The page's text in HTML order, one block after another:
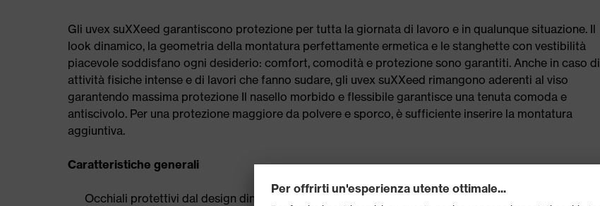
Gli uvex suXXeed garantiscono protezione per tutta la giornata di lavoro e in qualunque situazione. Il
look dinamico, la geometria della montatura perfettamente ermetica e le stanghette con vestibilità
piacevole soddisfano ogni desiderio: comfort, comodità e protezione sono garantiti. Anche in caso di
attività fisiche intense e di lavori che fanno sudare, gli uvex suXXeed rimangono aderenti al viso
garantendo massima protezione Il nasello morbido e flessibile garantisce una tenuta comoda e
antiscivolo. Per una protezione maggiore da polvere e sporco, è sufficiente inserire la montatura
aggiuntiva.
Caratteristiche generali
Occhiali protettivi dal design dinamico e sportivo